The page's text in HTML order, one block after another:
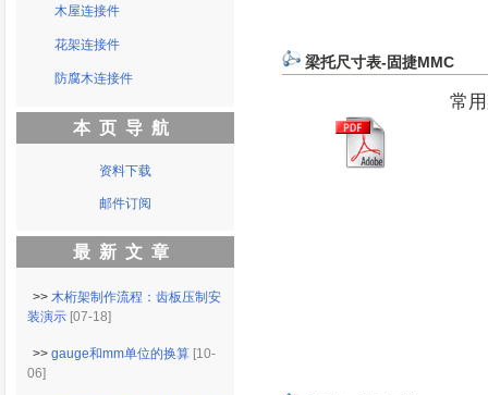
梁托尺寸表-固捷MMC
常
木屋连接件
花架连接件
防腐木连接件
本页导航
资料下载
邮件订阅
最新文章
>> 木桁架制作流程：齿板压制安
装演示 [07-18]
>> gauge和mm单位的换算 [10-
06]